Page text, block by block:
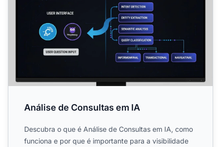
Análise de Consultas em IA
Descubra o que é Análise de Consultas em IA, como
funciona e por que é importante para a visibilidade